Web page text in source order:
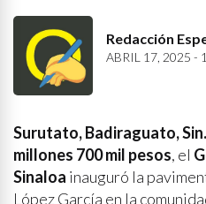
Redacción
ABRIL 17, 2025 -
Surutato, Badiraguato,
millones 700 mil pesos, el
Sinaloa inauguró la
López García en la